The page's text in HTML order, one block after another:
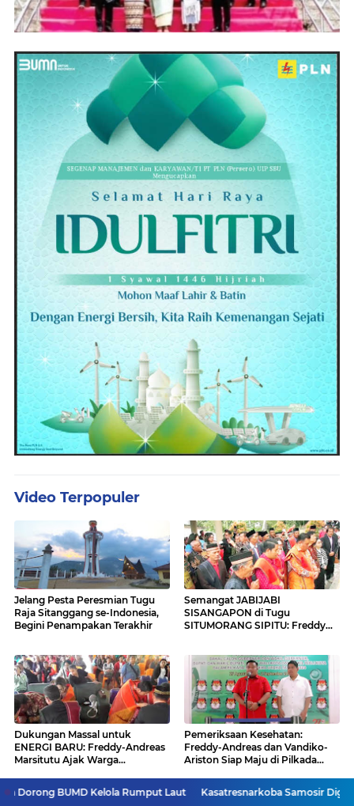
Video Terpopuler
Jelang Pesta Peresmian Tugu
Raja Sitanggang se-Indonesia,
Begini Penampakan Terakhir
Semangat JABIJABI
SISANGAPON di Tugu
SITUMORANG SIPITU: Freddy
Dukungan Massal untuk
ENERGI BARU: Freddy-Andreas
Marsitutu Ajak Warga
Pemeriksaan Kesehatan:
Freddy-Andreas dan Vandiko-
Ariston Siap Maju di Pilkada
Kelola Rumput Laut Kasatresnarkoba Samosir Diganti, Harapan